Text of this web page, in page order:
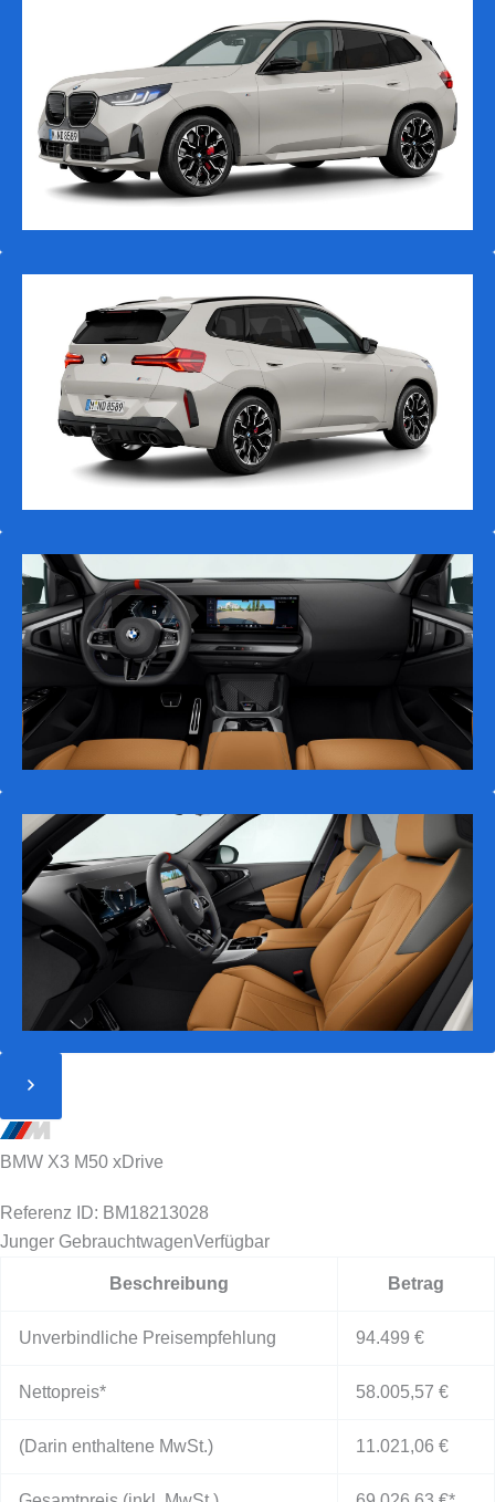
BMW X3 M50 xDrive
Referenz ID: BM18213028
Junger GebrauchtwagenVerfügbar
Beschreibung Betrag
Unverbindliche Preisempfehlung 94.499 €
Nettopreis* 58.005,57 €
(Darin enthaltene MwSt.) 11.021,06 €